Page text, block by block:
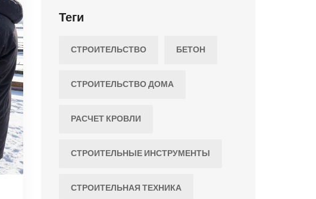
Теги
СТРОИТЕЛЬСТВО БЕТОН
СТРОИТЕЛЬСТВО ДОМА
РАСЧЕТ КРОВЛИ
СТРОИТЕЛЬНЫЕ ИНСТРУМЕНТЫ
СТРОИТЕЛЬНАЯ ТЕХНИКА